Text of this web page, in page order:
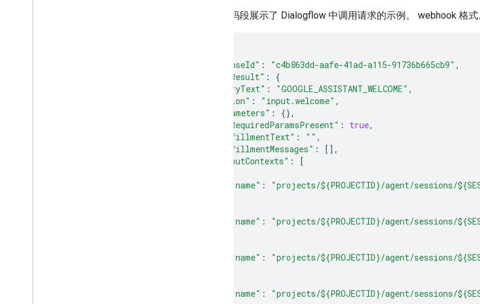
以下代码段展示了 Dialogflow 中调用请求的示例。 webhook 格式
"responseId" : "c4b863dd-aafe-41ad-a115-91736b665cb9" ,
"queryResult" :
{
"queryText" : "GOOGLE_ASSISTANT_WELCOME" ,
"action" : "input.welcome" ,
"parameters" :
{},
"allRequiredParamsPresent" : true,
"fulfillmentText" : "" ,
"fulfillmentMessages" :
[],
"outputContexts" :
[
"name" :
"projects/${PROJECTID}/agent/sessions/
"name" :
"projects/${PROJECTID}/agent/sessions/
"name" :
"projects/${PROJECTID}/agent/sessions/
"name" :
"projects/${PROJECTID}/agent/sessions/